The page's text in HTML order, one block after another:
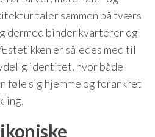
taler sammen på tværs
dermed binder kvarterer og
er således med til
identitet, hvor både
føle sig hjemme og forankret